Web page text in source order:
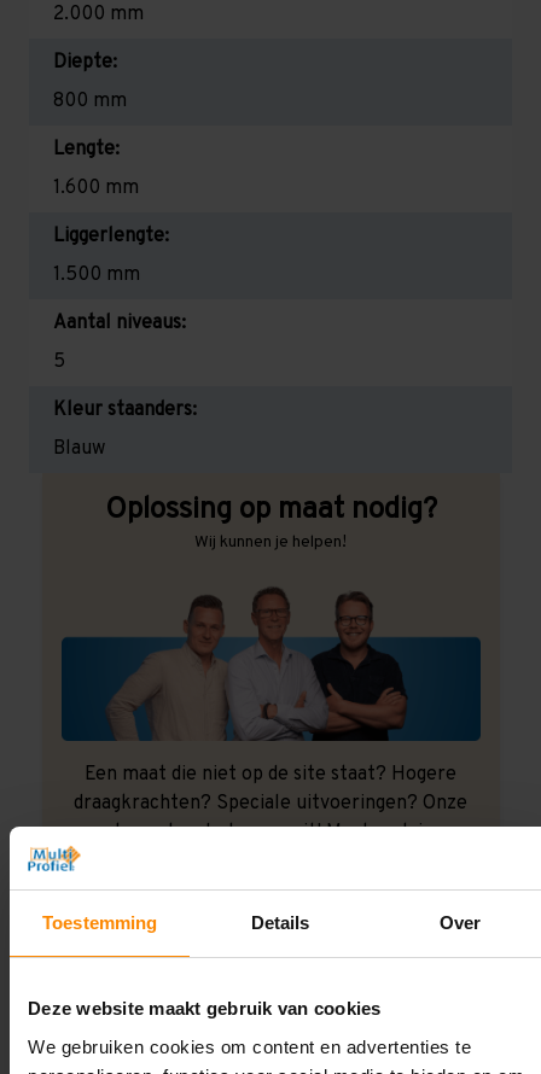
Toestemming Details Over
Deze website maakt gebruik van cookies
We gebruiken cookies om content en advertenties te
2.000 mm
Diepte:
800 mm
Lengte:
1.600 mm
Liggerlengte:
1.500 mm
Aantal niveaus:
5
Kleur staanders:
Blauw
Oplossing op maat nodig?
Wij kunnen je helpen!
Een maat die niet op de site staat? Hogere
draagkrachten? Speciale uitvoeringen? Onze
experts werken het graag uit! Maatwerk is onze
Contact met specialist
Montage uitbesteden?
Laat ons het doen!